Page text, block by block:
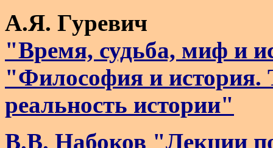
А.Я. Гуревич
"Время, судьба, миф и
"Философия и история.
реальность истории"
В.В. Набоков "Лекции